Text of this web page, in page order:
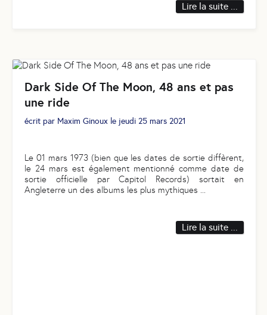
Lire la suite ...
Dark Side Of The Moon, 48 ans et pas
une ride
écrit par Maxim Ginoux le jeudi 25 mars 2021
Le 01 mars 1973 (bien que les dates de sortie diffèrent,
le 24 mars est également mentionné comme date de
sortie officielle par Capitol Records) sortait en
Angleterre un des albums les plus mythiques
Lire la suite ...